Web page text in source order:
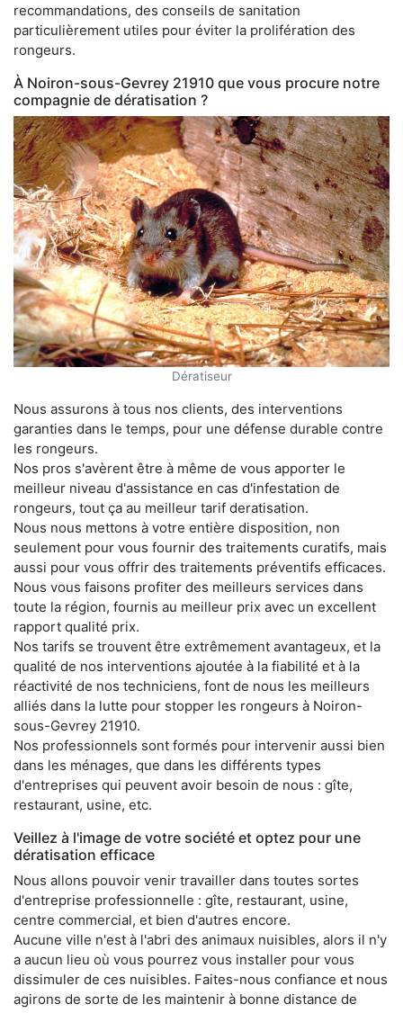
recommandations, des conseils de sanitation
particulièrement utiles pour éviter la prolifération des
rongeurs.
À Noiron-sous-Gevrey 21910 que vous procure notre
compagnie de dératisation ?
Dératiseur
Nous assurons à tous nos clients, des interventions
garanties dans le temps, pour une défense durable contre
les rongeurs.
Nos pros s'avèrent être à même de vous apporter le
meilleur niveau d'assistance en cas d'infestation de
rongeurs, tout ça au meilleur tarif deratisation.
Nous nous mettons à votre entière disposition, non
seulement pour vous fournir des traitements curatifs, mais
aussi pour vous offrir des traitements préventifs efficaces.
Nous vous faisons profiter des meilleurs services dans
toute la région, fournis au meilleur prix avec un excellent
rapport qualité prix.
Nos tarifs se trouvent être extrêmement avantageux, et la
qualité de nos interventions ajoutée à la fiabilité et à la
réactivité de nos techniciens, font de nous les meilleurs
alliés dans la lutte pour stopper les rongeurs à Noiron-
sous-Gevrey 21910.
Nos professionnels sont formés pour intervenir aussi bien
dans les ménages, que dans les différents types
d'entreprises qui peuvent avoir besoin de nous : gîte,
restaurant, usine, etc.
Veillez à l'image de votre société et optez pour une
dératisation efficace
Nous allons pouvoir venir travailler dans toutes sortes
d'entreprise professionnelle : gîte, restaurant, usine,
centre commercial, et bien d'autres encore.
Aucune ville n'est à l'abri des animaux nuisibles, alors il n'y
a aucun lieu où vous pourrez vous installer pour vous
dissimuler de ces nuisibles. Faites-nous confiance et nous
agirons de sorte de les maintenir à bonne distance de